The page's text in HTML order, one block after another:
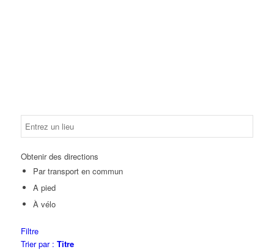
Obtenir des directions
Par transport en commun
A pied
À vélo
Filtre
Trier par : Titre